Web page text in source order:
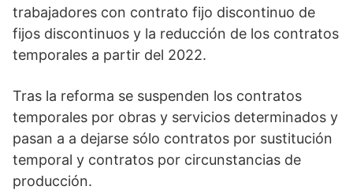
trabajadores con contrato fijo discontinuo de
fijos discontinuos y la reducción de los contratos
temporales a partir del 2022.
Tras la reforma se suspenden los contratos
temporales por obras y servicios determinados y
pasan a a dejarse sólo contratos por sustitución
temporal y contratos por circunstancias de
producción.